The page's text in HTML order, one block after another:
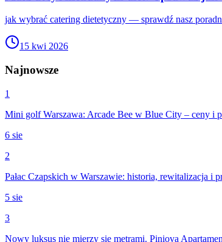
jak wybrać catering dietetyczny — sprawdź nasz
15 kwi 2026
Najnowsze
1
Mini golf Warszawa: Arcade Bee w Blue City – ceny i
6 sie
2
Pałac Czapskich w Warszawie: historia, rewitalizacja i
5 sie
3
Nowy luksus nie mierzy się metrami. Piniova